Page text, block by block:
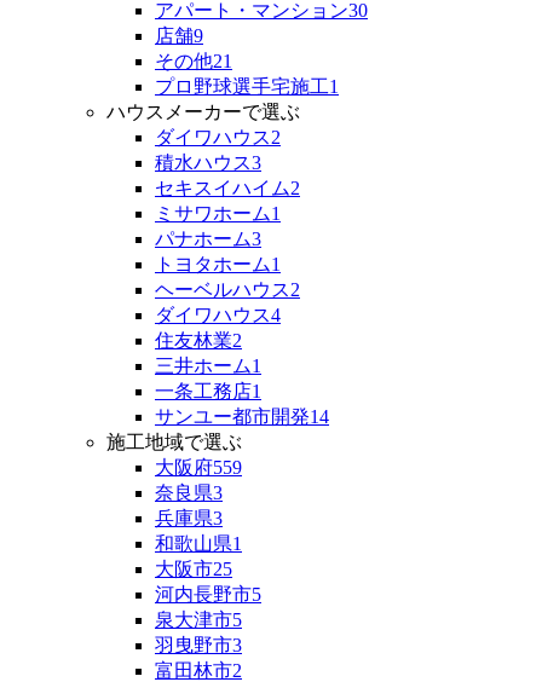
アパート・マンション30
店舗9
その他21
プロ野球選手宅施工1
ハウスメーカーで選ぶ
ダイワハウス2
積水ハウス3
セキスイハイム2
ミサワホーム1
パナホーム3
トヨタホーム1
ヘーベルハウス2
ダイワハウス4
住友林業2
三井ホーム1
一条工務店1
サンユー都市開発14
施工地域で選ぶ
大阪府559
奈良県3
兵庫県3
和歌山県1
大阪市25
河内長野市5
泉大津市5
羽曳野市3
富田林市2